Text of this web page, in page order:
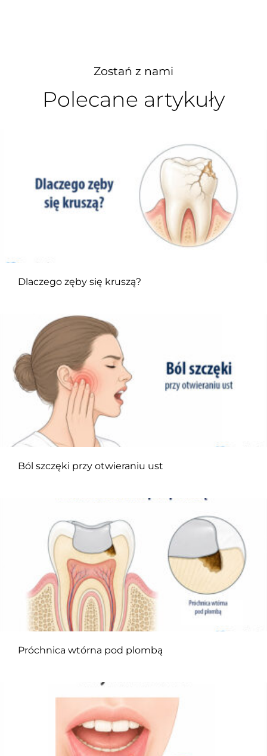
Zostań z nami
Polecane artykuły
Dlaczego zęby się kruszą?
Ból szczęki przy otwieraniu ust
Próchnica wtórna pod plombą